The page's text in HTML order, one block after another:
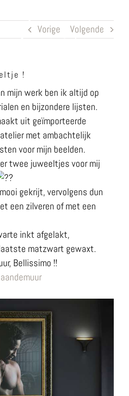
Vorige Volgende
!
mijn werk ben ik altijd op
en bijzondere lijsten.
uit geïmporteerde
met ambachtelijk
voor mijn beelden.
twee juweeltjes voor mij
gekrijt, vervolgens dun
een zilveren of met een
inkt afgelakt,
matzwart gewaxt.
Bellissimo !!